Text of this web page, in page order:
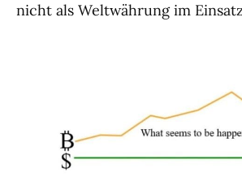
nicht als Weltwährung im